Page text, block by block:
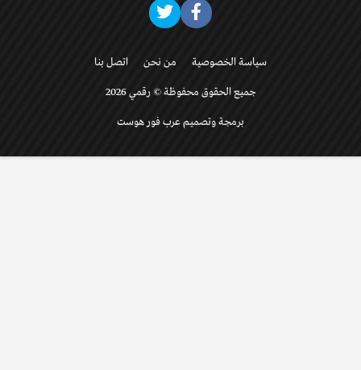
سياسة الخصوصية من نحن اتصل بنا
جميع الحقوق محفوظة © رقمي 2026
برمجة وتصميم عرب فور هوست